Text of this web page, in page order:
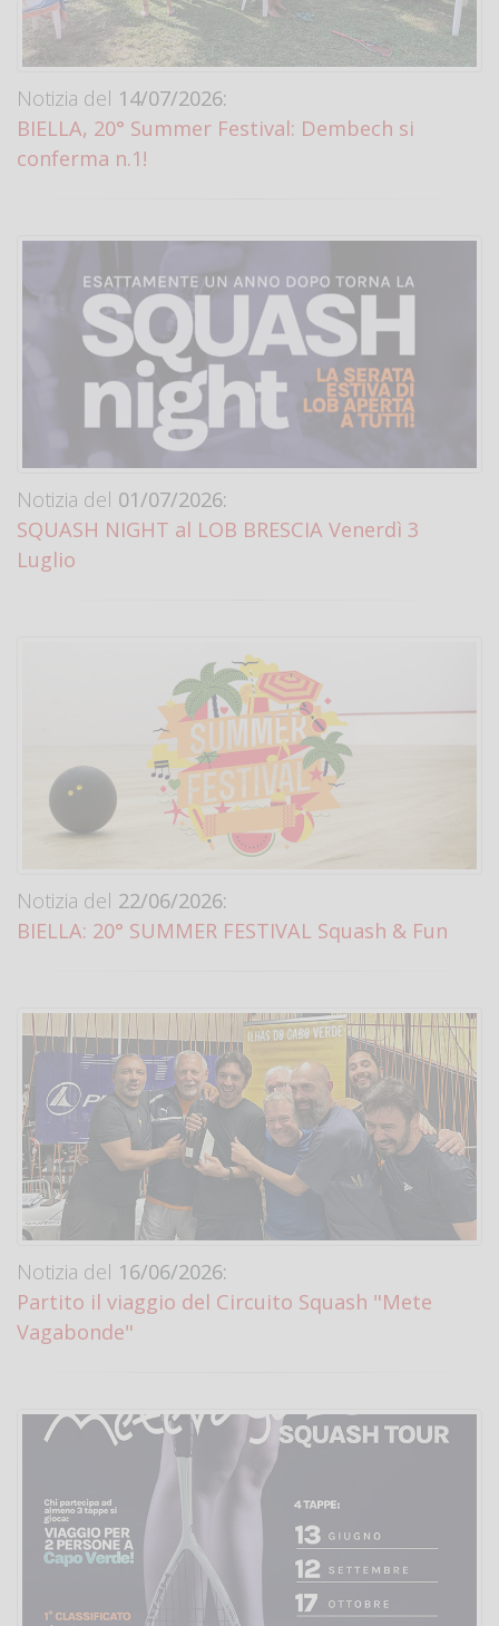
Notizia del 14/07/2026:
BIELLA, 20° Summer Festival: Dembech si
conferma n.1!
Notizia del 01/07/2026:
SQUASH NIGHT al LOB BRESCIA Venerdì 3
Luglio
Notizia del 22/06/2026:
BIELLA: 20° SUMMER FESTIVAL Squash & Fun
Notizia del 16/06/2026:
Partito il viaggio del Circuito Squash "Mete
Vagabonde"